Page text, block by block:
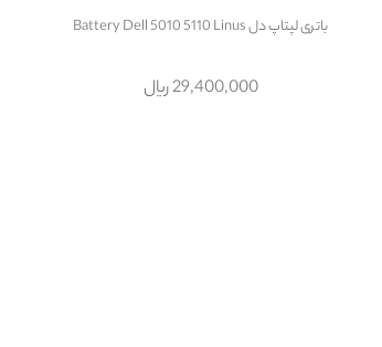
باتری لپتاپ دل Battery Dell 5010 5110 Linus
29,400,000 ریال